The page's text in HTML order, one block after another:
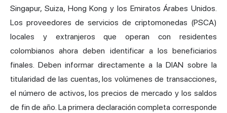
Singapur, Suiza, Hong Kong y los Emiratos Árabes Unidos.
Los proveedores de servicios de criptomonedas (PSCA)
locales y extranjeros que operan con residentes
colombianos ahora deben identificar a los beneficiarios
finales. Deben informar directamente a la DIAN sobre la
titularidad de las cuentas, los volúmenes de transacciones,
el número de activos, los precios de mercado y los saldos
de fin de año. La primera declaración completa corresponde